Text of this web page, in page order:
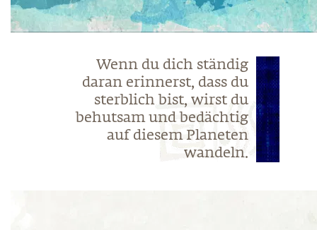
Wenn du dich ständig
daran erinnerst, dass du
sterblich bist, wirst du
behutsam und bedächtig
auf diesem Planeten
wandeln.